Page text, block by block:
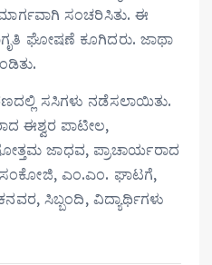
ಮಾರ್ಗವಾಗಿ ಸಂಚರಿಸಿತು. ಈ
ಘೋಷಣೆ ಕೂಗಿದರು. ಜಾಥಾ
ಸಸಿಗಳು ನಡೆಸಲಾಯಿತು.
ಈಶ್ವರ ಪಾಟೀಲ,
ಜಾಧವ, ಪ್ರಾಚಾರ್ಯರಾದ
ಎಂ.ಎಂ. ಘಾಟಗೆ,
ಸಿಬ್ಬಂದಿ, ವಿದ್ಯಾರ್ಥಿಗಳು